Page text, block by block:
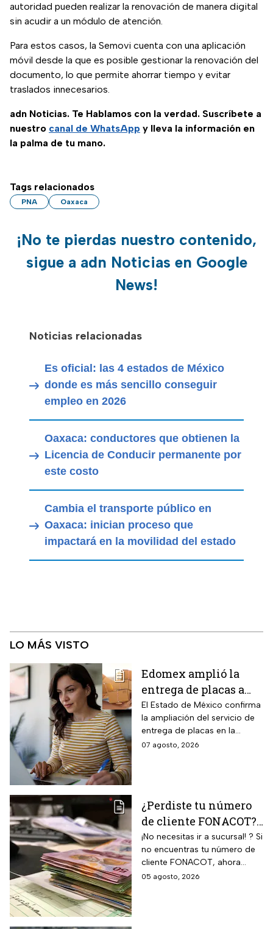
autoridad pueden realizar la renovación de manera digital
sin acudir a un módulo de atención.
Para estos casos, la Semovi cuenta con una aplicación
móvil desde la que es posible gestionar la renovación del
documento, lo que permite ahorrar tiempo y evitar
traslados innecesarios.
adn Noticias. Te Hablamos con la verdad. Suscríbete a
nuestro canal de WhatsApp y lleva la información en
la palma de tu mano.
Tags relacionados
PNA Oaxaca
¡No te pierdas nuestro contenido,
sigue a adn Noticias en Google
News!
Noticias relacionadas
Es oficial: las 4 estados de México
donde es más sencillo conseguir
empleo en 2026
Oaxaca: conductores que obtienen la
Licencia de Conducir permanente por
este costo
Cambia el transporte público en
Oaxaca: inician proceso que
impactará en la movilidad del estado
LO MÁS VISTO
Edomex amplió la
entrega de placas a
domicilio a todo el
estado: los tres pasos
para reemplacar en
línea antes del 31 de
El Estado de México confirma
la ampliación del servicio de
entrega de placas en la
puerta del domicilio,
deben completar el cambio.
07 agosto, 2026
¿Perdiste tu número
de cliente FONACOT?
Así puedes
recuperarlo y
consultar tu crédito
2026
¡No necesitas ir a sucursal! ? Si
no encuentras tu número de
cliente FONACOT, ahora
puedes recuperarlo y
05 agosto, 2026